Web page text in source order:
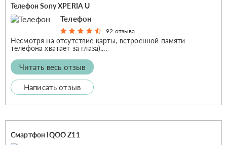
Телефон Sony XPERIA U
Телефон
92 отзыва
Несмотря на отсутствие карты, встроенной памяти
телефона хватает за глаза)....
Читать весь отзыв
Написать отзыв
Смартфон IQOO Z11